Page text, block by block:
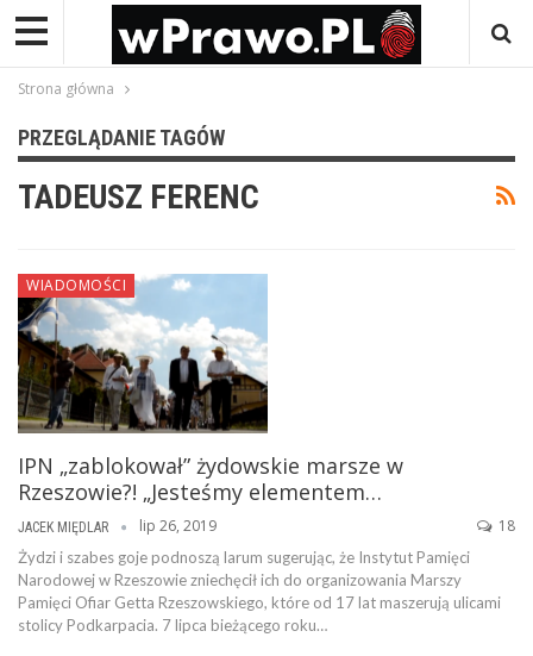
Strona główna
PRZEGLĄDANIE TAGÓW
TADEUSZ FERENC
WIADOMOŚCI
IPN „zablokował” żydowskie marsze w
Rzeszowie?! „Jesteśmy elementem…
JACEK MIĘDLAR lip 26, 2019 18
Żydzi i szabes goje podnoszą larum sugerując, że Instytut Pamięci
Narodowej w Rzeszowie zniechęcił ich do organizowania Marszy
Pamięci Ofiar Getta Rzeszowskiego, które od 17 lat maszerują ulicami
stolicy Podkarpacia. 7 lipca bieżącego roku…